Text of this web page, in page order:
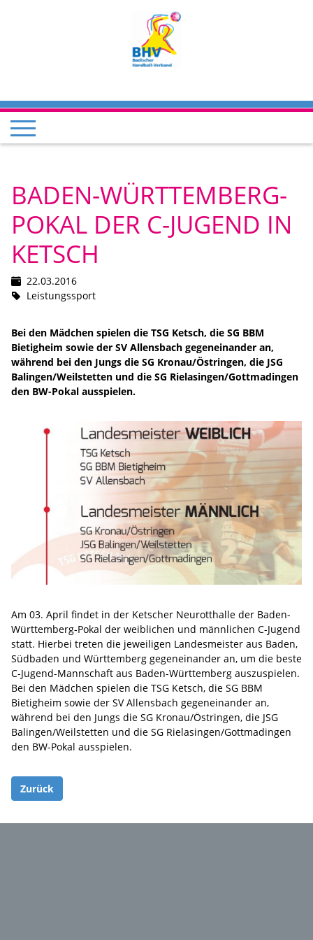
BADEN-WÜRTTEMBERG-
POKAL DER C-JUGEND IN
KETSCH
22.03.2016
Leistungssport
Bei den Mädchen spielen die TSG Ketsch, die SG BBM
Bietigheim sowie der SV Allensbach gegeneinander an,
während bei den Jungs die SG Kronau/Östringen, die JSG
Balingen/Weilstetten und die SG Rielasingen/Gottmadingen
den BW-Pokal ausspielen.
Am 03. April findet in der Ketscher Neurotthalle der Baden-
Württemberg-Pokal der weiblichen und männlichen C-Jugend
statt. Hierbei treten die jeweiligen Landesmeister aus Baden,
Südbaden und Württemberg gegeneinander an, um die beste
C-Jugend-Mannschaft aus Baden-Württemberg auszuspielen.
Bei den Mädchen spielen die TSG Ketsch, die SG BBM
Bietigheim sowie der SV Allensbach gegeneinander an,
während bei den Jungs die SG Kronau/Östringen, die JSG
Balingen/Weilstetten und die SG Rielasingen/Gottmadingen
den BW-Pokal ausspielen.
Zurück